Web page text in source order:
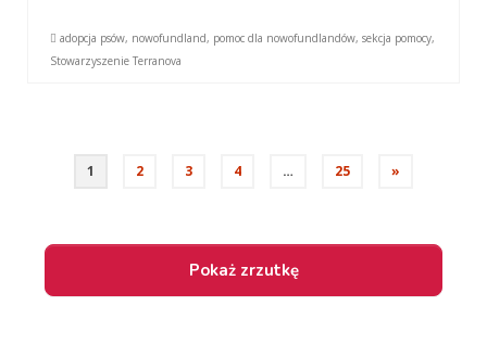
adopcja psów, nowofundland, pomoc dla nowofundlandów, sekcja pomocy,
Stowarzyszenie Terranova
Nawigacja
wpisach
1 2 3 4 … 25 »